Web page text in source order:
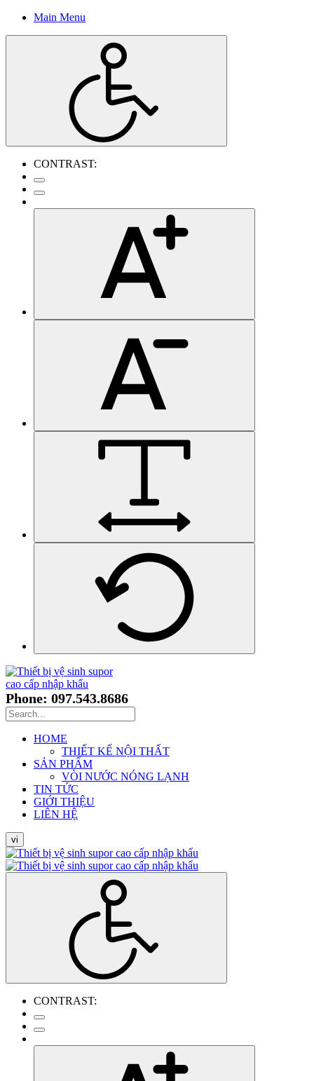
Main Menu
CONTRAST:
Phone: 097.543.8686
HOME
THIẾT KẾ NỘI THẤT
SẢN PHẨM
VÒI NƯỚC NÓNG LẠNH
TIN TỨC
GIỚI THIỆU
LIÊN HỆ
vi
CONTRAST: